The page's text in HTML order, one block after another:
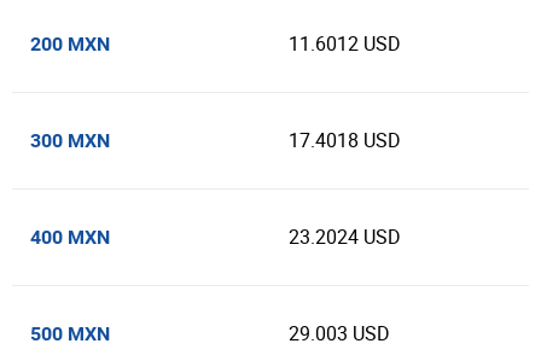
200 MXN 11.6012 USD
300 MXN 17.4018 USD
400 MXN 23.2024 USD
500 MXN 29.003 USD